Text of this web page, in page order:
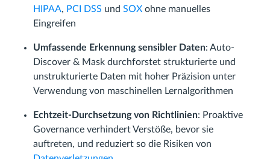
HIPAA, PCI DSS und SOX ohne manuelles
Eingreifen
Umfassende Erkennung sensibler Daten: Auto-
Discover & Mask durchforstet strukturierte und
unstrukturierte Daten mit hoher Präzision unter
Verwendung von maschinellen Lernalgorithmen
Echtzeit-Durchsetzung von Richtlinien: Proaktive
Governance verhindert Verstöße, bevor sie
auftreten, und reduziert so die Risiken von